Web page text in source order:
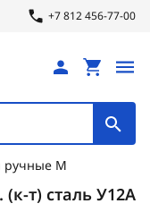
+7 812 456-77-00
ручные М
т) сталь У12А